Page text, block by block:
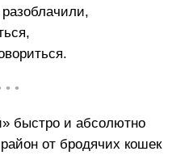
• •
быстро и абсолютно
от бродячих кошек